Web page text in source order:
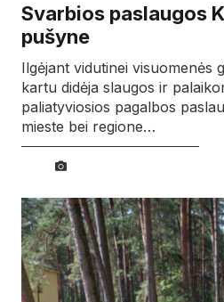
Svarbios paslaugos
pušyne
Ilgėjant vidutinei visuomenės
kartu didėja slaugos ir
paliatyviosios pagalbos
mieste bei regione…